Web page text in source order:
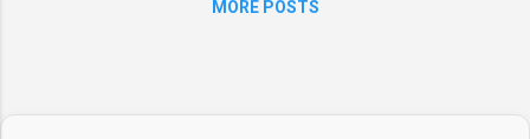
MORE POSTS